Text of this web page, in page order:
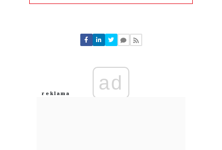
Nie znaleziono komentarzy
Zostaw swoje komentarze
Anuluj
ad